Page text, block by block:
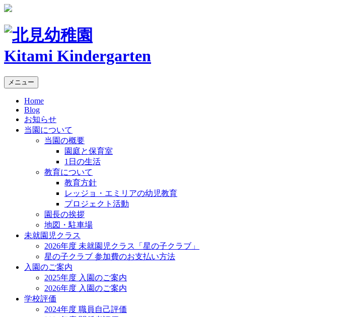
Kitami Kindergarten
メニュー
Home
Blog
お知らせ
当園について
当園の概要
園庭と保育室
1日の生活
教育について
教育方針
レッジョ・エミリアの幼児教育
プロジェクト活動
園長の挨拶
地図・駐車場
未就園児クラス
2026年度 未就園児クラス「星の子クラブ」
星の子クラブ 参加費のお支払い方法
入園のご案内
2025年度 入園のご案内
2026年度 入園のご案内
学校評価
2024年度 職員自己評価